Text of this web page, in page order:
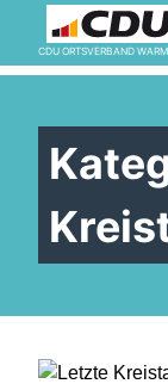
CDU ORTSVERBAND